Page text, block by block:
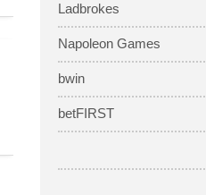
Ladbrokes
Napoleon Games
bwin
betFIRST